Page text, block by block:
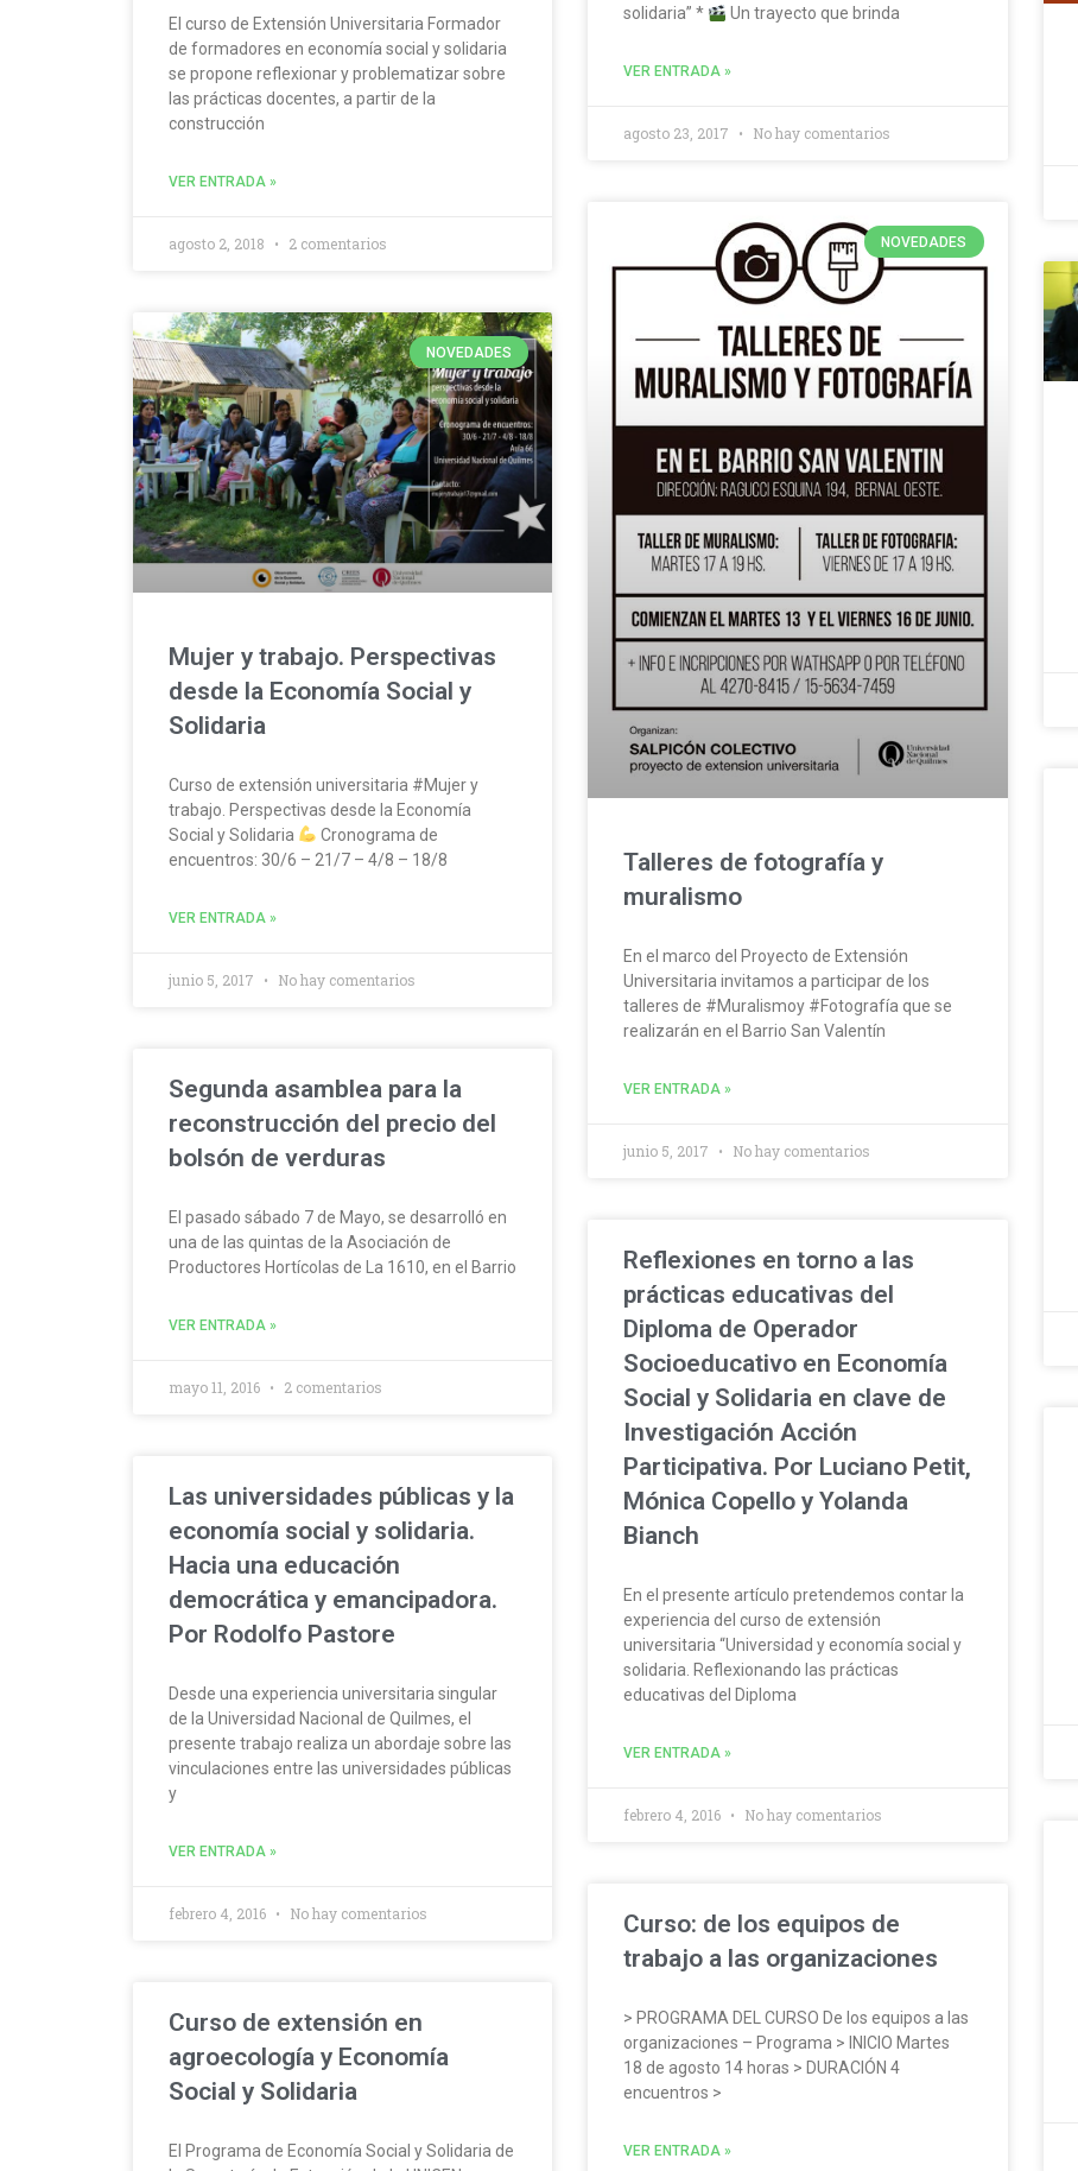
El curso de Extensión Universitaria Formador
de formadores en economía social y solidaria
se propone reflexionar y problematizar sobre
las prácticas docentes, a partir de la
construcción
VER ENTRADA »
agosto 2, 2018 2 comentarios
solidaria” *
Un trayecto que brinda
VER ENTRADA »
agosto 23, 2017 No hay comentarios
NOVEDADES
Mujer y trabajo. Perspectivas
desde la Economía Social y
Solidaria
Curso de extensión universitaria #Mujer y
trabajo. Perspectivas desde la Economía
Social y Solidaria
Cronograma de
encuentros: 30/6 – 21/7 – 4/8 – 18/8
VER ENTRADA »
junio 5, 2017 No hay comentarios
NOVEDADES
Talleres de fotografía y
muralismo
En el marco del Proyecto de Extensión
Universitaria invitamos a participar de los
talleres de #Muralismoy #Fotografía que se
realizarán en el Barrio San Valentín
VER ENTRADA »
junio 5, 2017 No hay comentarios
Segunda asamblea para la
reconstrucción del precio del
bolsón de verduras
El pasado sábado 7 de Mayo, se desarrolló en
una de las quintas de la Asociación de
Productores Hortícolas de La 1610, en el Barrio
VER ENTRADA »
mayo 11, 2016 2 comentarios
Reflexiones en torno a las
prácticas educativas del
Diploma de Operador
Socioeducativo en Economía
Social y Solidaria en clave de
Investigación Acción
Participativa. Por Luciano Petit,
Mónica Copello y Yolanda
Bianch
En el presente artículo pretendemos contar la
experiencia del curso de extensión
universitaria “Universidad y economía social y
solidaria. Reflexionando las prácticas
educativas del Diploma
VER ENTRADA »
febrero 4, 2016 No hay comentarios
Las universidades públicas y la
economía social y solidaria.
Hacia una educación
democrática y emancipadora.
Por Rodolfo Pastore
Desde una experiencia universitaria singular
de la Universidad Nacional de Quilmes, el
presente trabajo realiza un abordaje sobre las
vinculaciones entre las universidades públicas
y
VER ENTRADA »
febrero 4, 2016 No hay comentarios
Curso: de los equipos de
trabajo a las organizaciones
> PROGRAMA DEL CURSO De los equipos a las
organizaciones – Programa > INICIO Martes
18 de agosto 14 horas > DURACIÓN 4
encuentros >
VER ENTRADA »
Curso de extensión en
agroecología y Economía
Social y Solidaria
El Programa de Economía Social y Solidaria de